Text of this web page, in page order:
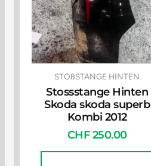
STOßSTANGE HINTEN
Stossstange Hinten
Skoda skoda superb
Kombi 2012
CHF250.00